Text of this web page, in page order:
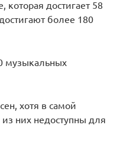
достигает 58
более 180
музыкальных
хотя в самой
них недоступны для